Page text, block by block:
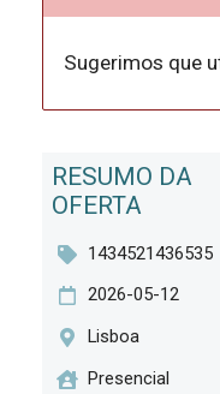
Sugerimos que
RESUMO DA
OFERTA
1434521436535
2026-05-12
Lisboa
Presencial